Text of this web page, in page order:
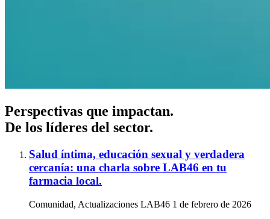
Perspectivas que impactan.
De los líderes del sector.
Salud íntima, educación sexual y verdadera
cercanía: una charla sobre LAB46 en tu
farmacia local.
Comunidad, Actualizaciones LAB46 1 de febrero de 2026